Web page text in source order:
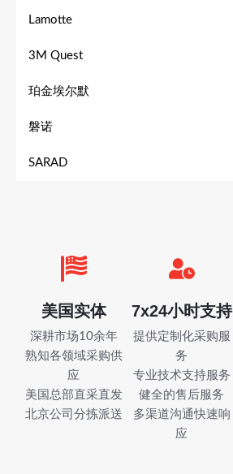
Lamotte
3M Quest
珀金埃尔默
磐诺
SARAD
美国实体
深耕市场10余年
熟知各领域采购供
应
美国总部直采直发
北京公司分拣派送
7x24小时支持
提供定制化采购服
务
专业技术支持服务
健全的售后服务
多渠道沟通快速响
应